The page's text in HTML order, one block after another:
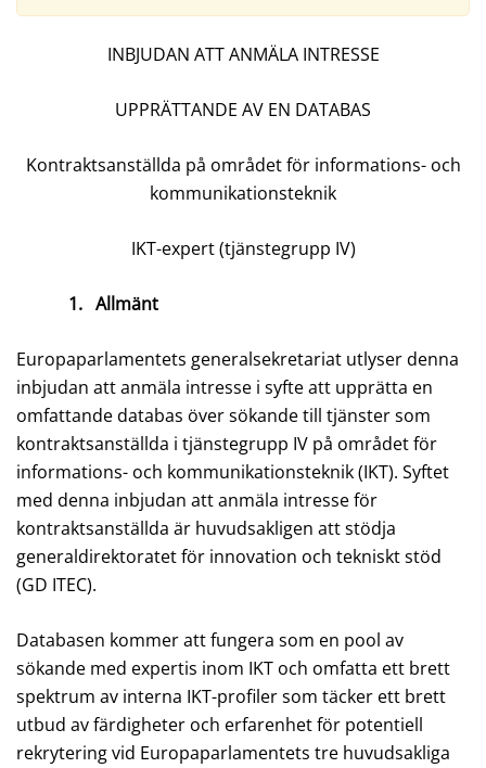
INBJUDAN ATT ANMÄLA INTRESSE
UPPRÄTTANDE AV EN DATABAS
Kontraktsanställda på området för informations- och
kommunikationsteknik
IKT-expert (tjänstegrupp IV)
1. Allmänt
Europaparlamentets generalsekretariat utlyser denna
inbjudan att anmäla intresse i syfte att upprätta en
omfattande databas över sökande till tjänster som
kontraktsanställda i tjänstegrupp IV på området för
informations- och kommunikationsteknik (IKT). Syftet
med denna inbjudan att anmäla intresse för
kontraktsanställda är huvudsakligen att stödja
generaldirektoratet för innovation och tekniskt stöd
(GD ITEC).
Databasen kommer att fungera som en pool av
sökande med expertis inom IKT och omfatta ett brett
spektrum av interna IKT-profiler som täcker ett brett
utbud av färdigheter och erfarenhet för potentiell
rekrytering vid Europaparlamentets tre huvudsakliga